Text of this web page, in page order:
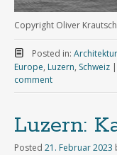
Copyright Oliver
Posted in: Architektur
Europe, Luzern, Schweiz |
comment
Luzern:
Posted 21. Februar 2023